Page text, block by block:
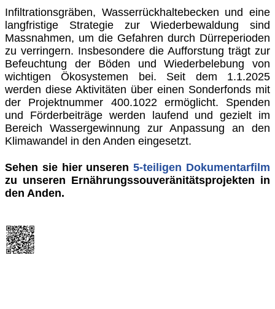
Infiltrationsgräben, Wasserrückhaltebecken und eine
langfristige Strategie zur Wiederbewaldung sind
Massnahmen, um die Gefahren durch Dürreperioden
zu verringern. Insbesondere die Aufforstung trägt zur
Befeuchtung der Böden und Wiederbelebung von
wichtigen Ökosystemen bei. Seit dem 1.1.2025
werden diese Aktivitäten über einen Sonderfonds mit
der Projektnummer 400.1022 ermöglicht. Spenden
und Förderbeiträge werden laufend und gezielt im
Bereich Wassergewinnung zur Anpassung an den
Klimawandel in den Anden eingesetzt.
Sehen sie hier unseren5-teiligen Dokumentarfilm
zu unseren Ernährungssouveränitätsprojekten in
den Anden.